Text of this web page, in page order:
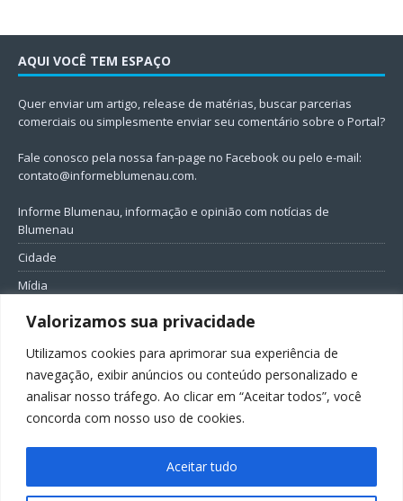
Valorizamos sua privacidade
Utilizamos cookies para aprimorar sua experiência de
navegação, exibir anúncios ou conteúdo personalizado e
analisar nosso tráfego. Ao clicar em “Aceitar todos”, você
concorda com nosso uso de cookies.
Aceitar tudo
AQUI VOCÊ TEM ESPAÇO
Quer enviar um artigo, release de matérias, buscar parcerias
comerciais ou simplesmente enviar seu comentário sobre o Portal?
Fale conosco pela nossa fan-page no Facebook ou pelo e-mail:
contato@informeblumenau.com.
Informe Blumenau, informação e opinião com notícias de
Blumenau
Cidade
Mídia
Entretenimento
Política